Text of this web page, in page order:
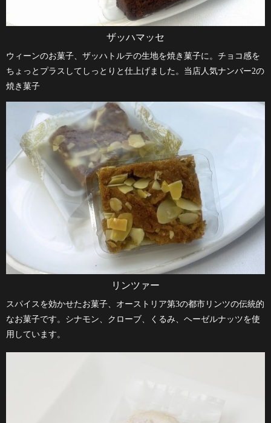
ザッハマッセ
ウィーンのお菓子、ザッハトルテの生地を焼き菓子に。チョコ感を
ちょっとプラスしてしっとりと仕上げました。当店人気ナンバー2の
焼き菓子
リンツァー
スパイスを効かせたお菓子、オーストリア第3の都市リンツの伝統的
なお菓子です。シナモン、クローブ、くるみ、ヘーゼルナッツを使
用しています。